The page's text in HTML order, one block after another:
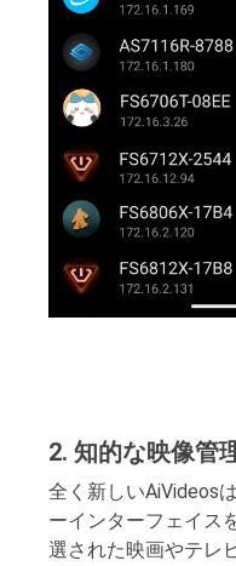
2. 知的な映像管
全く新しいAiVideos
ーインターフェイス
選された映画やテレ